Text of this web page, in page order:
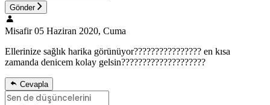
Gönder
Misafir 05 Haziran 2020, Cuma
Ellerinize sağlık harika görünüyor???????????????? en kısa
zamanda denicem kolay gelsin????????????????????
Cevapla